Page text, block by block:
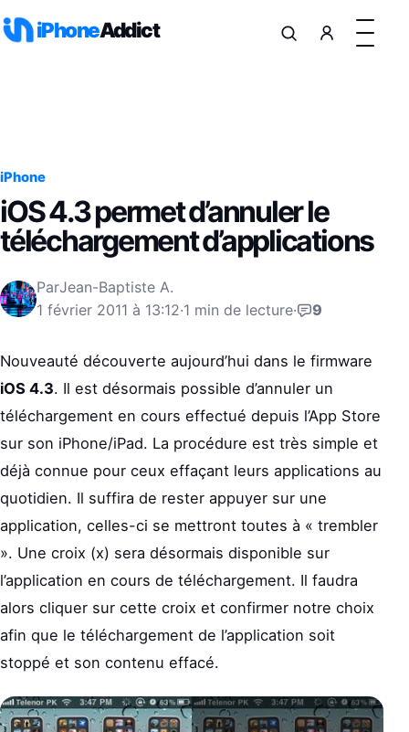
iPhoneAddict
iPhone
iOS 4.3 permet d’annuler le
téléchargement d’applications
ParJean-Baptiste A.
1 février 2011 à 13:12·1 min de lecture· 9
Nouveauté découverte aujourd’hui dans le firmware
iOS 4.3. Il est désormais possible d’annuler un
téléchargement en cours effectué depuis l’App Store
sur son iPhone/iPad. La procédure est très simple et
déjà connue pour ceux effaçant leurs applications au
quotidien. Il suffira de rester appuyer sur une
application, celles-ci se mettront toutes à « trembler
». Une croix (x) sera désormais disponible sur
l’application en cours de téléchargement. Il faudra
alors cliquer sur cette croix et confirmer notre choix
afin que le téléchargement de l’application soit
stoppé et son contenu effacé.